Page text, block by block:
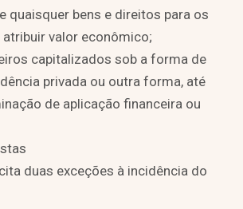
quaisquer bens e direitos para os
valor econômico;
capitalizados sob a forma de
privada ou outra forma, até
de aplicação financeira ou
duas exceções à incidência do